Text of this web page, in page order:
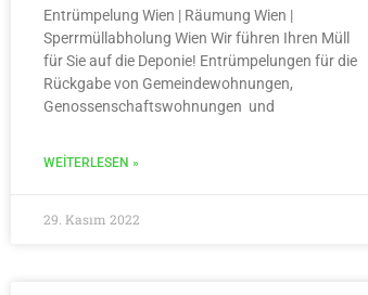
Entrümpelung Wien | Räumung Wien |
Sperrmüllabholung Wien Wir führen Ihren Müll
für Sie auf die Deponie! Entrümpelungen für die
Rückgabe von Gemeindewohnungen,
Genossenschaftswohnungen und
WEITERLESEN »
29. Kasım 2022